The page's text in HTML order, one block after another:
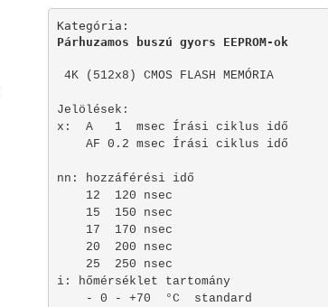
Kategória:
4K (512x8) CMOS FLASH MEMÓRIA
Jelölések:
x:  A   1  msec Írási ciklus idő
    AF 0.2 msec Írási ciklus idő
nn: hozzáférési idő
    12  120 nsec
    15  150 nsec
    17  170 nsec
    20  200 nsec
    25  250 nsec
i: hőmérséklet tartomány
    - 0 - +70  °C  standard